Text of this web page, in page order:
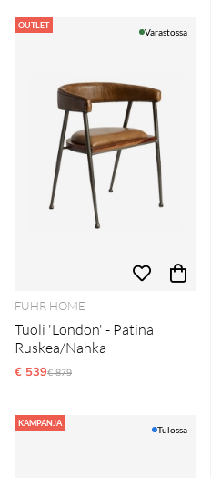
OUTLET
Varastossa
FUHR HOME
Tuoli 'London' - Patina
Ruskea/Nahka
€ 539Normaali hinta
€ 879
KAMPANJA
Tulossa